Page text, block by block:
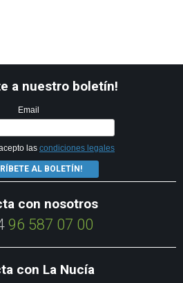
a nuestro boletín!
Email
las condiciones legales
AL BOLETÍN!
con nosotros
96 587 07 00
con La Nucía